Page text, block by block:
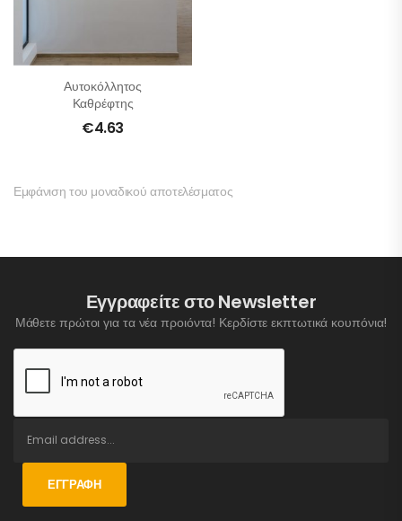
Αυτοκόλλητος
Καθρέφτης
€4.63
Εμφάνιση του μοναδικού αποτελέσματος
Εγγραφείτε στο Newsletter
Μάθετε πρώτοι για τα νέα προιόντα! Κερδίστε εκπτωτικά κουπόνια!
ΕΓΓΡΑΦΉ